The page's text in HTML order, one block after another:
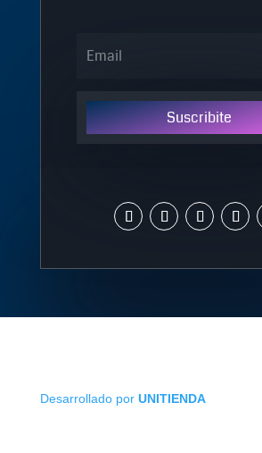
Suscribite
Desarrollado por UNITIENDA